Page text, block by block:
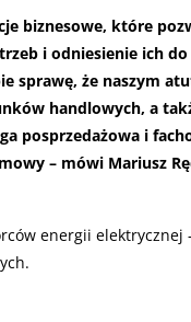
biznesowe, które
i odniesienie ich
sprawę, że naszym
handlowych, a
posprzedażowa i
– mówi Mariusz
energii